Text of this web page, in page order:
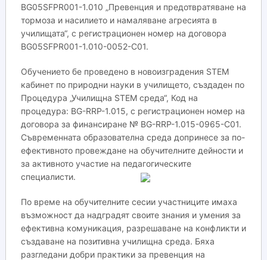
BG05SFPR001-1.010 „Превенция и предотвратяване на
тормоза и насилието и намаляване агресията в
училищата“, с регистрационен номер на договора
BG05SFPR001-1.010-0052-С01.
Обучението бе проведено в новоизградения STEM
кабинет по природни науки в училището, създаден по
Процедура „Училищна STEM среда“, Код на
процедура: BG-RRP-1.015, с регистрационен номер на
договора за финансиране № BG-RRP-1.015-0965-C01.
Съвременната образователна среда допринесе за по-
ефективното провеждане на обучителните дейности и
за активното участие на педагогическите
специалисти.
По време на обучителните сесии участниците имаха
възможност да надградят своите знания и умения за
ефективна комуникация, разрешаване на конфликти и
създаване на позитивна училищна среда. Бяха
разгледани добри практики за превенция на